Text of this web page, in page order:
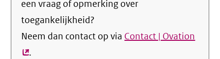
een vraag of opmerking over
toegankelijkheid?
Neem dan contact op via Contact | Ovation
.